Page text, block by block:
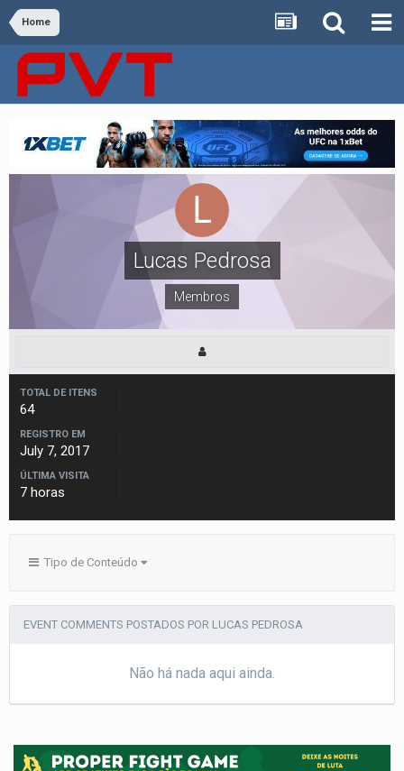
Home
Lucas Pedrosa
Membros
TOTAL DE ITENS
64
REGISTRO EM
July 7, 2017
ÚLTIMA VISITA
7 horas
Tipo de Conteúdo
EVENT COMMENTS POSTADOS POR LUCAS PEDROSA
Não há nada aqui ainda.